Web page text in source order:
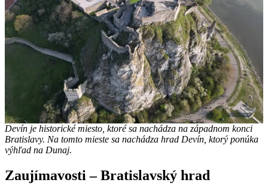
Devín je historické miesto, ktoré sa nachádza na západnom konci
Bratislavy. Na tomto mieste sa nachádza hrad Devín, ktorý ponúka
výhľad na Dunaj.
Zaujímavosti – Bratislavský hrad